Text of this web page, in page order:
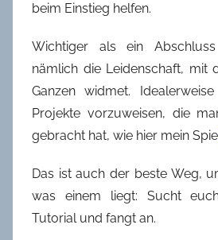
beim Einstieg helfen.
Wichtiger als ein
nämlich die Leidenschaft, mit
Ganzen widmet.
Projekte vorzuweisen, die
gebracht hat, wie hier mein
Das ist auch der beste Weg,
was einem liegt: Sucht
Tutorial und fangt an.